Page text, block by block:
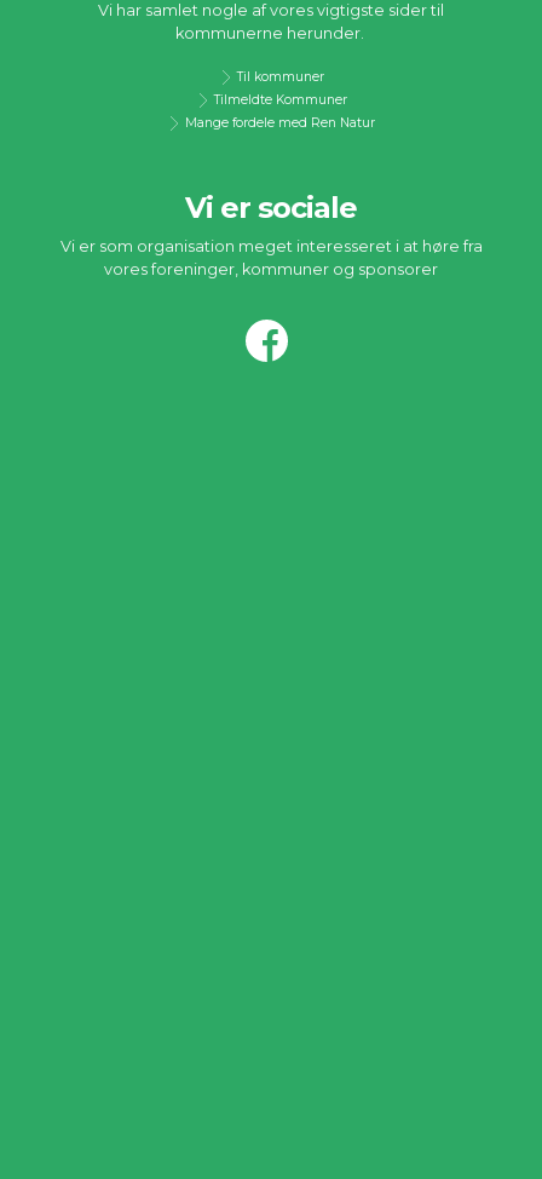
Vi har samlet nogle af vores vigtigste sider til
kommunerne herunder.
Til kommuner
Tilmeldte Kommuner
Mange fordele med Ren Natur
Vi er sociale
Vi er som organisation meget interesseret i at høre fra
vores foreninger, kommuner og sponsorer